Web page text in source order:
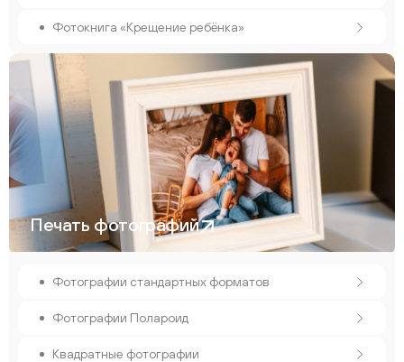
Фотокнига «Крещение ребёнка»
Печать фотографий
Фотографии стандартных форматов
Фотографии Полароид
Квадратные фотографии